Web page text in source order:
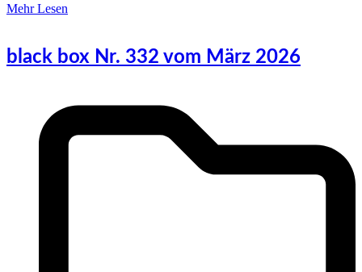
Mehr Lesen
black box Nr. 332 vom März 2026